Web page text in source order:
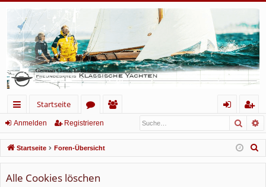
ch
ne
llz
ug
Startseite
or
en
lie
de
m
el
eg
ist
rie
Anmelden Registrieren
Startseite Foren-Übersicht
Alle Cookies löschen